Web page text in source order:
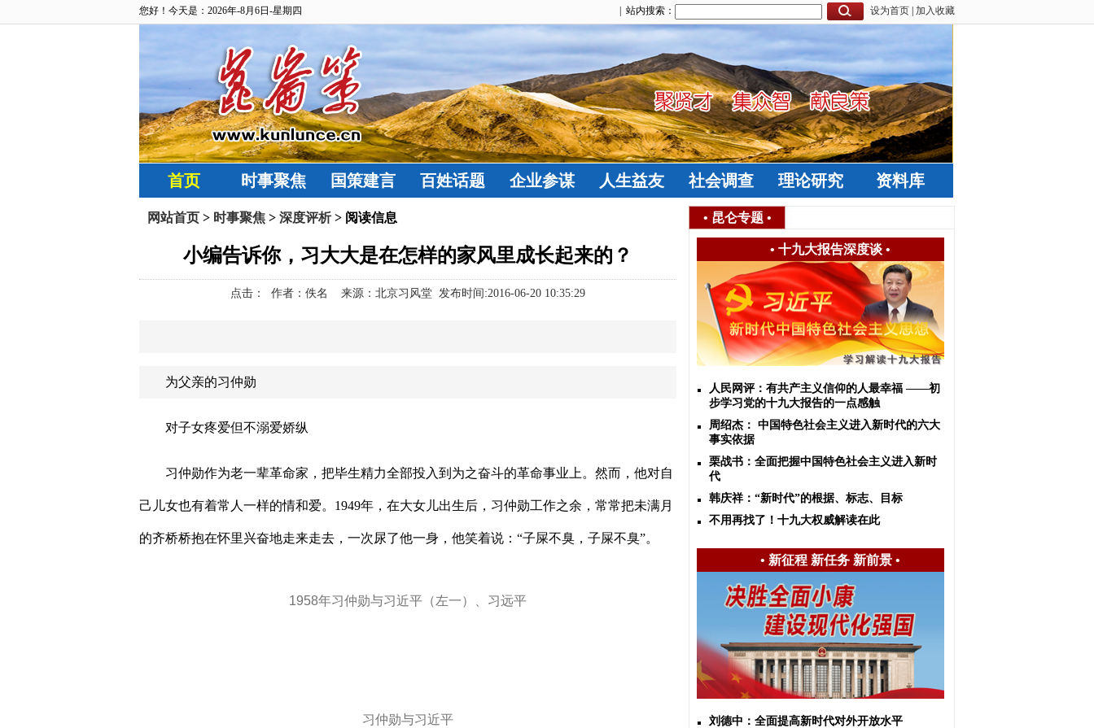
您好！今天是：2026年-8月6日-星期四 设为首页 加入收藏
| 站内搜索：
首页 时事聚焦 国策建言 百姓话题 企业参谋 人生益友 社会调查 理论研究 资料库
网站首页 > 时事聚焦 > 深度评析> 阅读信息
小编告诉你，习大大是在怎样的家风里成长起来的？
点击： 作者：佚名 来源：北京习风堂 发布时间:2016-06-20 10:35:29
为父亲的习仲勋
对子女疼爱但不溺爱娇纵
习仲勋作为老一辈革命家，把毕生精力全部投入到为之奋斗的革命事业上。然而，他对自
己儿女也有着常人一样的情和爱。 1949年，在大女儿出生后，习仲勋工作之余，常常把未满月
的齐桥桥抱在怀里兴奋地走来走去，一次尿了他一身，他笑着说： “子屎不臭，子屎不臭”。
1958年习仲勋与习近平（左一）、习远平
习仲勋与习近平
• 昆仑专题 •
• 十九大报告深度谈•
人民网评：有共产主义信仰的人最幸福 ——初
步学习党的十九大报告的一点感触
周绍杰： 中国特色社会主义进入新时代的六大
事实依据
栗战书：全面把握中国特色社会主义进入新时
代
韩庆祥：“新时代”的根据、标志、目标
不用再找了！十九大权威解读在此
• 新征程 新任务 新前景•
刘德中：全面提高新时代对外开放水平